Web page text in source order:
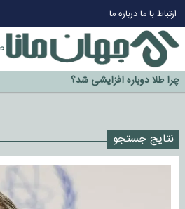
ارتباط با مادرباره ما
چرا طلا دوباره افزایشی شد؟
گزینه جدایی اوسمار روی میز مدیران پرسپولیس
سازمان اطلاعات سپاه: پروژه دولت ترامپ
نتایج جستجو